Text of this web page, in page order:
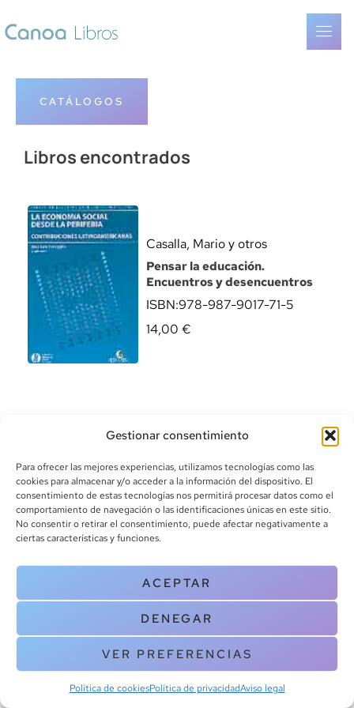
Gestionar consentimiento
Para ofrecer las mejores experiencias, utilizamos tecnologías como las
cookies para almacenar y/o acceder a la información del dispositivo. El
consentimiento de estas tecnologías nos permitirá procesar datos como el
comportamiento de navegación o las identificaciones únicas en este sitio.
No consentir o retirar el consentimiento, puede afectar negativamente a
ciertas características y funciones.
ACEPTAR
DENEGAR
VER PREFERENCIAS
Política de cookiesPolítica de privacidadAviso legal
CATÁLOGOS
Libros encontrados
Casalla, Mario y otros
Pensar la educación.
Encuentros y desencuentros
ISBN:978-987-9017-71-5
14,00 €
info@canoalibros.com
pedidos@canoalibros.com
+34 934 242 391
CONTACTO
Copyright © 2025 Canoa Libros. All Rights Reserved |
cookies
| Aviso legal